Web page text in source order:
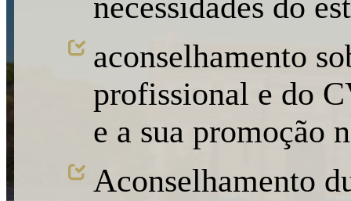
necessidades do
aconselhamento
profissional e do
e a sua promoção
Aconselhamento